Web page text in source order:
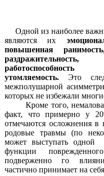
Одной из наиболее
являются их
повышенная
утомляемость.Это
межполушарной
которых не избежали
Кроме того,
факт, что примерно у
отмечаются осложнения в
родовые травмы (по
может выступать одной
функции
подверженно го
частично принимает на